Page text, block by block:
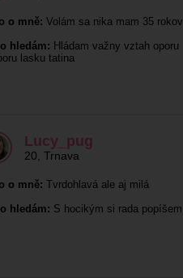
o mně: Volám sa nika mam 35 rokov
hledám: Hládam važny vztah oporu
lasku tatina
Lucy_pug
20 Trnava
o mně: Tvrdohlavá ale aj milá
hledám: S hocikým si rada popíšem